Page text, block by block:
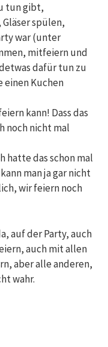
tun gibt,
spülen,
war (unter
mitfeiern und
dafür tun zu
einen Kuchen
kann! Dass das
noch nicht mal
hatte das schon mal
man ja gar nicht
wir feiern noch
auf der Party, auch
auch mit allen
aber alle anderen,
wahr.